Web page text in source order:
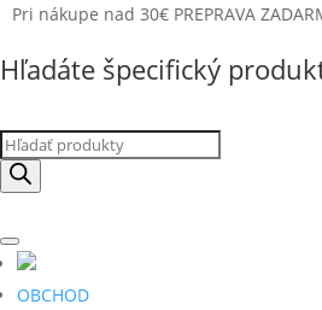
Pri nákupe nad 30€ PREPRAVA
Hľadáte špecifický
Products
search
OBCHOD